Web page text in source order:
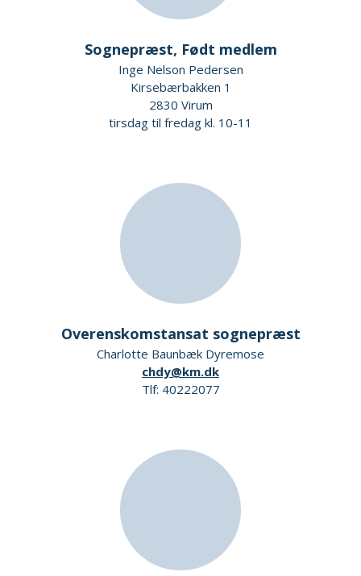
Sognepræst, Født medlem
Inge Nelson Pedersen
Kirsebærbakken 1
2830 Virum
tirsdag til fredag kl. 10-11
Overenskomstansat sognepræst
Charlotte Baunbæk Dyremose
chdy@km.dk
Tlf: 40222077